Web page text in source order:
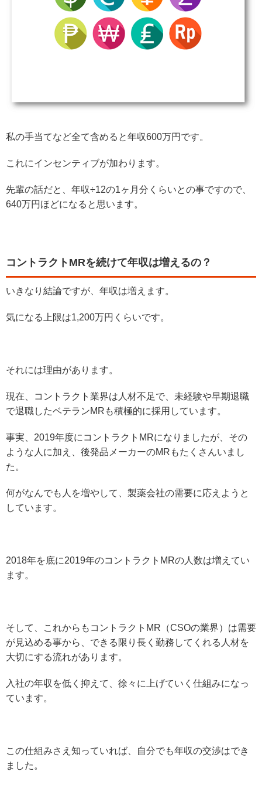
私の手当てなど全て含めると年収600万円です。
これにインセンティブが加わります。
先輩の話だと、年収÷12の1ヶ月分くらいとの事ですので、
640万円ほどになると思います。
コントラクトMRを続けて年収は増えるの？
いきなり結論ですが、年収は増えます。
気になる上限は1,200万円くらいです。
それには理由があります。
現在、コントラクト業界は人材不足で、未経験や早期退職
で退職したベテランMRも積極的に採用しています。
事実、2019年度にコントラクトMRになりましたが、その
ような人に加え、後発品メーカーのMRもたくさんいまし
た。
何がなんでも人を増やして、製薬会社の需要に応えようと
しています。
2018年を底に2019年のコントラクトMRの人数は増えてい
ます。
そして、これからもコントラクトMR（CSOの業界）は需要
が見込める事から、できる限り長く勤務してくれる人材を
大切にする流れがあります。
入社の年収を低く抑えて、徐々に上げていく仕組みになっ
ています。
この仕組みさえ知っていれば、自分でも年収の交渉はでき
ました。